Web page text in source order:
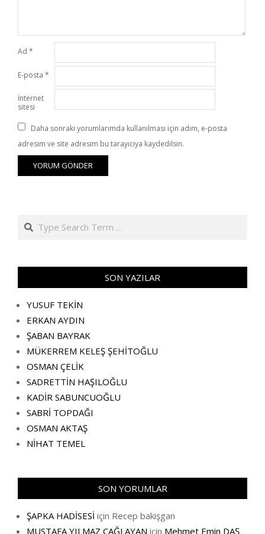
Ad *
E-posta *
İnternet
sitesi
Daha sonraki yorumlarımda kullanılması için adım, e-posta
adresim ve site adresim bu tarayıcıya kaydedilsin.
Search
SON YAZILAR
YUSUF TEKİN
ERKAN AYDIN
ŞABAN BAYRAK
MÜKERREM KELEŞ ŞEHİTOĞLU
OSMAN ÇELİK
SADRETTİN HAŞILOĞLU
KADİR SABUNCUOĞLU
SABRİ TOPDAĞI
OSMAN AKTAŞ
NİHAT TEMEL
SON YORUMLAR
ŞAPKA HADİSESİ için Recep bakişgan
MUSTAFA YILMAZ ÇAĞLAYAN için Mehmet Emin DAŞ